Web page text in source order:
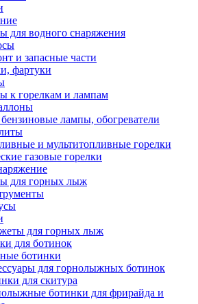
для водного снаряжения
и запасные части
фартуки
к горелкам и лампам
лампы, обогреватели
и мультитопливные горелки
газовые горелки
для горных лыж
для горных лыж
для ботинок
ботинки
для горнолыжных ботинок
для скитура
ботинки для фрирайда и